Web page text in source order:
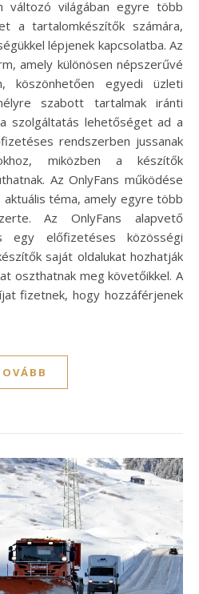
a tartalomkészítők számára,
lépjenek kapcsolatba. Az
amely különösen népszerűvé
köszönhetően egyedi üzleti
szabott tartalmak iránti
szolgáltatás lehetőséget ad a
rendszerben jussanak
miközben a készítők
Az OnlyFans működése
aktuális téma, amely egyre több
Az OnlyFans alapvető
egy előfizetéses közösségi
saját oldalukat hozhatják
oszthatnak meg követőikkel. A
fizetnek, hogy hozzáférjenek